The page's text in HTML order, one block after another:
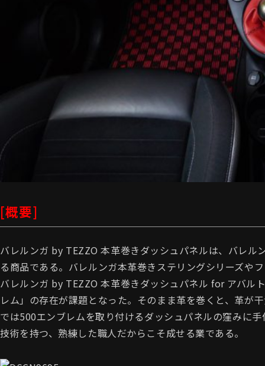
[概要]
バレルンガ by TEZZO 本革巻きダッシュパネルは、バレ
る商品である。バレルンガ本革巻きステリングシリーズや
バレルンガ by TEZZO 本革巻きダッシュパネル for アバル
レム」の存在が課題となった。そのまま革を巻くと、革が
では500エンブレムを取り付けるダッシュパネルの窪みに
技術を持つ、熟練した職人だからこそ成せる業である。